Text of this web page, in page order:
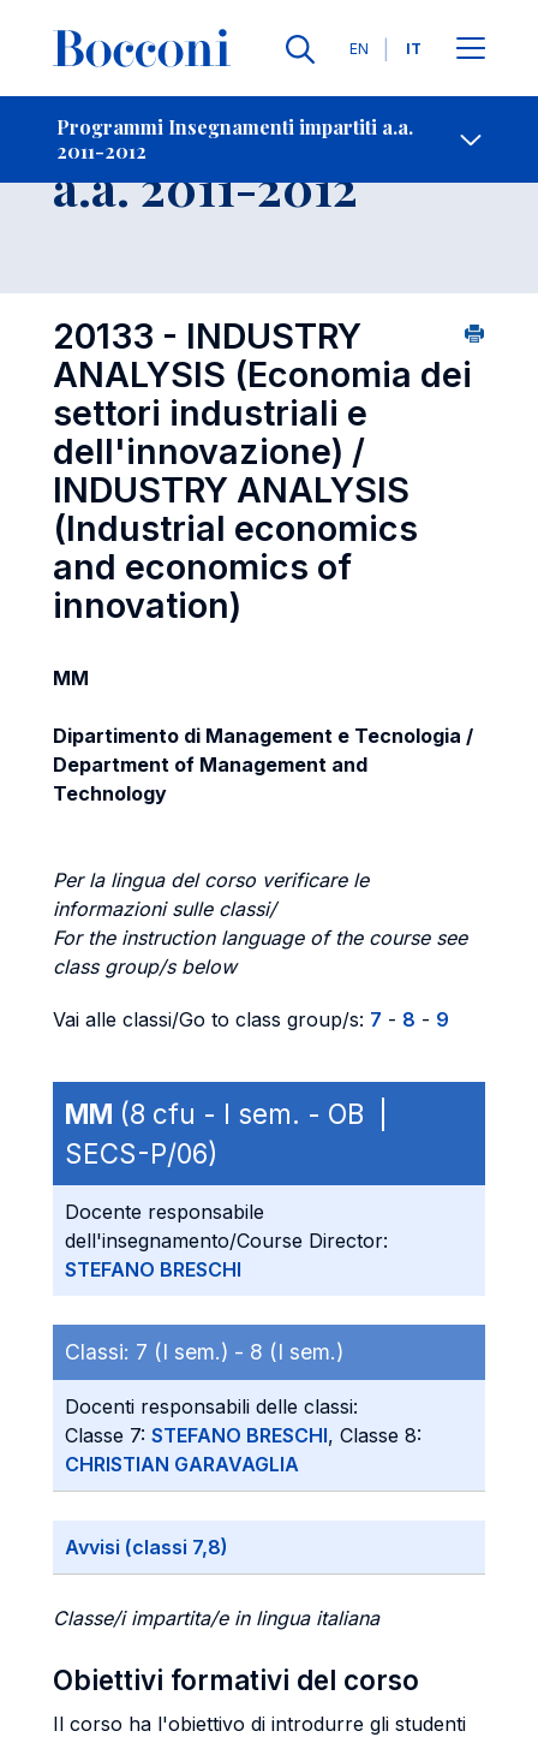
Lingue
EN IT
Programmi Insegnamenti impartiti a.a.
2011-2012
-
Insegnamento
a.a. 2011-2012
20133 - INDUSTRY
ANALYSIS (Economia dei
settori industriali e
dell'innovazione) /
INDUSTRY ANALYSIS
(Industrial economics
and economics of
innovation)
MM
Dipartimento di Management e Tecnologia /
Department of Management and
Technology
Per la lingua del corso verificare le
informazioni sulle classi/
For the instruction language of the course see
class group/s below
Vai alle classi/Go to class group/s: 7 - 8 - 9
MM (8 cfu - I sem. - OB |
SECS-P/06)
Docente responsabile
dell'insegnamento/Course Director:
STEFANO BRESCHI
Classi: 7 (I sem.) - 8 (I sem.)
Docenti responsabili delle classi:
Classe 7: STEFANO BRESCHI, Classe 8:
CHRISTIAN GARAVAGLIA
Avvisi (classi 7,8)
Classe/i impartita/e in lingua italiana
Obiettivi formativi del corso
Il corso ha l'obiettivo di introdurre gli studenti